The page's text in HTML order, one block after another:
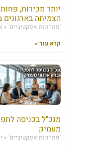
יותר מכירות,
הצמיחה
'פתרונות אפקטיביים'
קרא עוד »
מנכ"ל בכניסה
מעמיק
'פתרונות אפקטיביים'